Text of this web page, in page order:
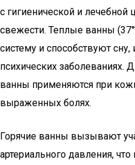
с гигиенической и
свежести. Теплые ванны
систему и способствуют
психических заболеваниях.
ванны применяются при
выраженных болях.
Горячие ванны вызывают
артериального давления,